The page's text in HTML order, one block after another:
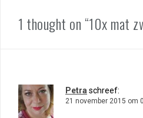
1 thought on “10x mat
Petra schreef:
21 november 2015 om